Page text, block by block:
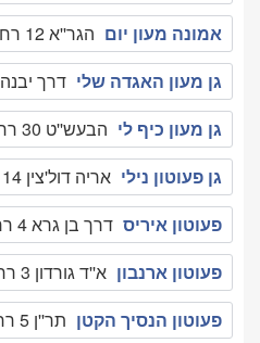
אמונה מעון יום הגר''א 12 רחובות , 9474447
גן מעון האגדה שלי דרך יבנה 31 רחובות , 9318520
גן מעון כיף לי הבעש''ט 30 רחובות , 9495481
גן פעוטון נילי אריה דול'צין 14 רחובות , 9496337
פעוטון איריס דרך בן גרא 4 רחובות , 089351674
פעוטון ארנבון א''ד גורדון 3 רחובות , 052-8461199
פעוטון הנסיך הקטן תר''ן 5 רחובות , 089354295